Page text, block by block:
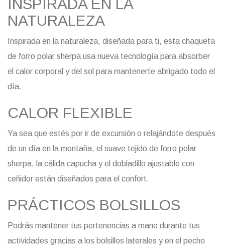
INSPIRADA EN LA
NATURALEZA
Inspirada en la naturaleza, diseñada para ti, esta chaqueta
de forro polar sherpa usa nueva tecnología para absorber
el calor corporal y del sol para mantenerte abrigado todo el
día.
CALOR FLEXIBLE
Ya sea que estés por ir de excursión o relajándote después
de un día en la montaña, el suave tejido de forro polar
sherpa, la cálida capucha y el dobladillo ajustable con
ceñidor están diseñados para el confort.
PRÁCTICOS BOLSILLOS
Podrás mantener tus pertenencias a mano durante tus
actividades gracias a los bolsillos laterales y en el pecho